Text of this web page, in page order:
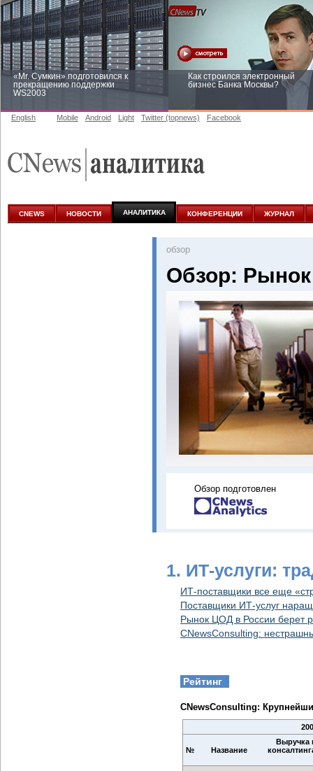
«Mr. Сумкин» подготовился к
прекращению поддержки
WS2003
Как строился электронный
бизнес Банка Москвы?
аналитике
English Mobile Android Light Twitter (topnews) Facebook
CNEWS НОВОСТИ АНАЛИТИКА КОНФЕРЕНЦИИ ЖУРНАЛ
oбзор
Обзор: Рынок
Обзор подготовлен
1. ИТ-услуги:
ИТ-поставщики все еще
Поставщики ИТ-услуг
Рынок ЦОД в России берет
CNewsConsulting:
Рейтинг
CNewsConsulting:
№ Название
Выручка